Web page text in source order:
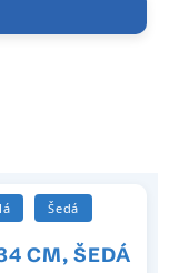
Šedá
CM, ŠEDÁ